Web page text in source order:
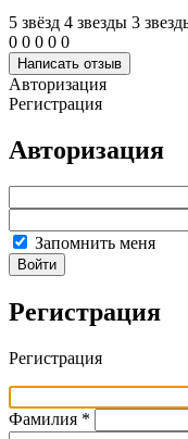
5 звёзд 4 звeзды 3
0 0 0 0 0
Написать отзыв
Авторизация
Регистрация
Авторизация
Запомнить меня
Войти
Регистрация
Регистрация
Фамилия *